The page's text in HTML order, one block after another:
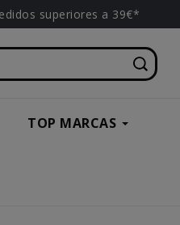
superiores a 39€*
TOP MARCAS